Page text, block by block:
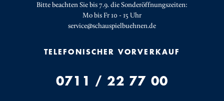
Bitte beachten Sie bis 7.9. die Sonderöffnungszeiten:
Mo bis Fr 10 - 15 Uhr
service@schauspielbuehnen.de
TELEFONISCHER VORVERKAUF
0711 / 22 77 00